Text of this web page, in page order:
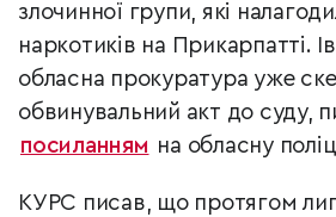
злочинної групи, які
наркотиків на Прикарпатті.
обласна прокуратура уже
обвинувальний акт до суду,
посиланням на обласну
КУРС писав, що протягом